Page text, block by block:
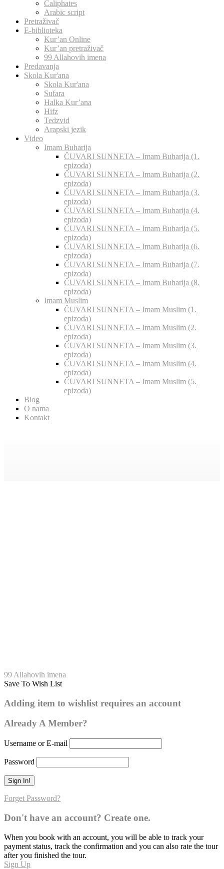
Caliphates
Arabic script
Pretraživač
E-biblioteka
Kur’an Online
Kur’an pretraživač
99 Allahovih imena
Predavanja
Skola Kur'ana
Skola Kur'ana
Sufara
Halka Kur’ana
Hifz
Tedzvid
Arapski jezik
Video
Imam Buharija
ČUVARI SUNNETA – Imam Buharija (1.
epizoda)
ČUVARI SUNNETA – Imam Buharija (2.
epizoda)
ČUVARI SUNNETA – Imam Buharija (3.
epizoda)
ČUVARI SUNNETA – Imam Buharija (4.
epizoda)
ČUVARI SUNNETA – Imam Buharija (5.
epizoda)
ČUVARI SUNNETA – Imam Buharija (6.
epizoda)
ČUVARI SUNNETA – Imam Buharija (7.
epizoda)
ČUVARI SUNNETA – Imam Buharija (8.
epizoda)
Imam Muslim
ČUVARI SUNNETA – Imam Muslim (1.
epizoda)
ČUVARI SUNNETA – Imam Muslim (2.
epizoda)
ČUVARI SUNNETA – Imam Muslim (3.
epizoda)
ČUVARI SUNNETA – Imam Muslim (4.
epizoda)
ČUVARI SUNNETA – Imam Muslim (5.
epizoda)
Blog
O nama
Kontakt
El-Aziz
0
99 Allahovih imena
Save To Wish List
Adding item to wishlist requires an account
Already A Member?
Username or E-mail
Password
Forget Password?
Don't have an account? Create one.
When you book with an account, you will be able to track your
payment status, track the confirmation and you can also rate the tour
after you finished the tour.
Sign Up